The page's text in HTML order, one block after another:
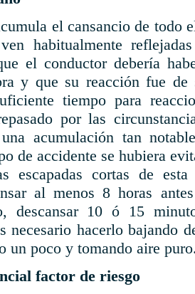
el cansancio de todo
habitualmente
el conductor debería
y que su reacción fue de
tiempo para
por las
acumulación tan
de accidente se hubiera
escapadas cortas de
al menos 8 horas
descansar 10 ó 15
necesario hacerlo bajando
un poco y tomando aire
factor de riesgo